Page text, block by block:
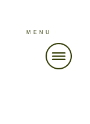
MENU